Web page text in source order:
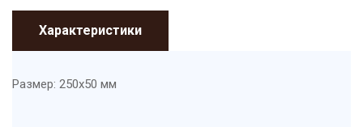
Характеристики
Размер: 250x50 мм